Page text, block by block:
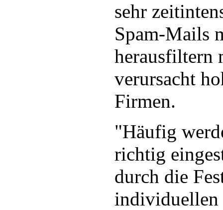
sehr
Spam-Mails
herausfiltern
verursacht
Firmen.
"Häufig
richtig
durch die
individuellen